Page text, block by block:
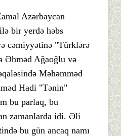
Azərbaycan
bir yerdə həbs
cəmiyyətinə "Türklərə
Əhməd Ağaoğlu və
Məhəmməd
Hadi "Tənin"
bu parlaq, bu
zamanlarda idi. Əli
bu gün ancaq namı